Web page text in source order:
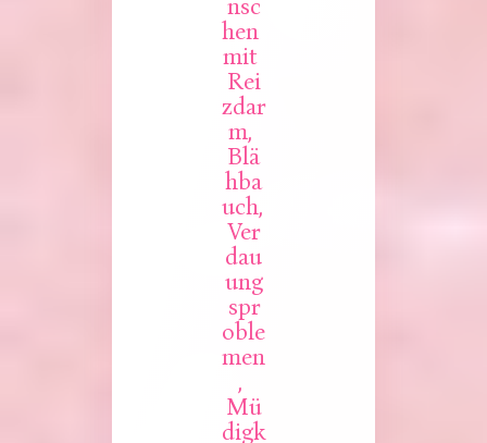
nsc
hen
mit
Rei
zdar
m,
Blä
hba
uch,
Ver
dau
ung
spr
oble
men
,
Mü
digk